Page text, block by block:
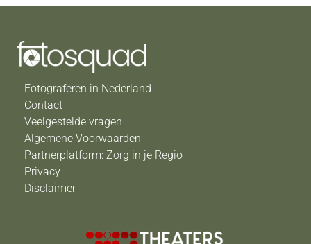
Fotograferen in Nederland
Contact
Veelgestelde vragen
Algemene Voorwaarden
Partnerplatform: Zorg in je Regio
Privacy
Disclaimer